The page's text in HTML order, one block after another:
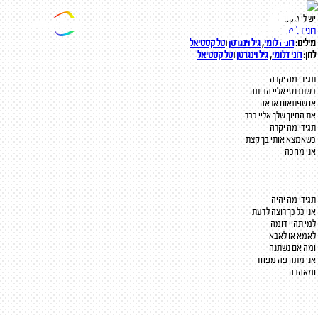
יש לי מקום
רוני דלומי
מילים:רוני דלומי,גיל וינגרטןוטל קסטיאל
לחן:רוני דלומי,גיל וינגרטןוטל קסטיאל
תגידי מה יקרה
כשתכנסי אליי הביתה
או שפתאום אראה
את החיוך שלך אליי כבר
תגידי מה יקרה
כשאמצא אותי בך קצת
אני מחכה
תגידי מה יהיה
אני כל כך רוצה לדעת
למי תהיי דומה
לאמא או לאבא
ומה אם נשתנה
אני מתה פה מפחד
ומאהבה